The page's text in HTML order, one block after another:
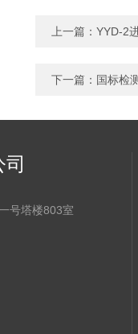
上一篇： YYD-2
下一篇： 国标检
号塔楼803室